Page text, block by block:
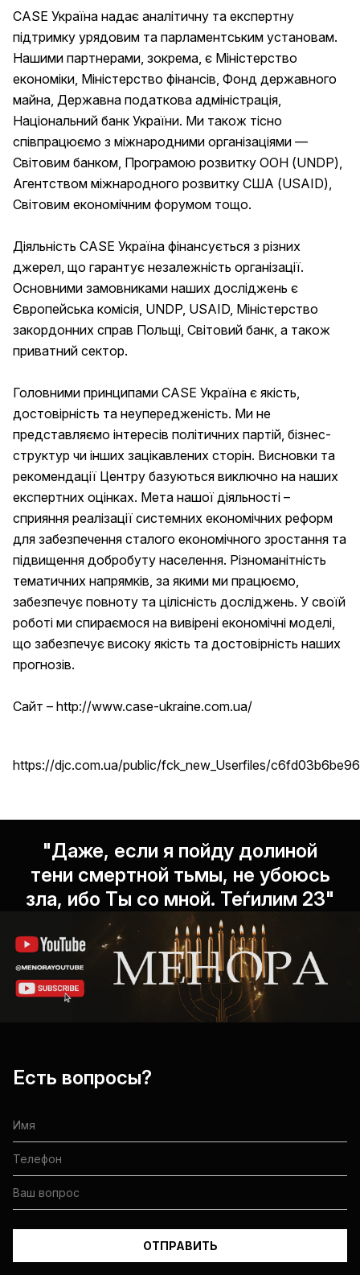
CASE Україна надає аналітичну та експертну
підтримку урядовим та парламентським установам.
Нашими партнерами, зокрема, є Міністерство
економіки, Міністерство фінансів, Фонд державного
майна, Державна податкова адміністрація,
Національний банк України. Ми також тісно
співпрацюємо з міжнародними організаціями —
Світовим банком, Програмою розвитку ООН (UNDP),
Агентством міжнародного розвитку США (USAID),
Світовим економічним форумом тощо.
Діяльність CASE Україна фінансується з різних
джерел, що гарантує незалежність організації.
Основними замовниками наших досліджень є
Європейська комісія, UNDP, USAID, Міністерство
закордонних справ Польщі, Світовий банк, а також
приватний сектор.
Головними принципами CASE Україна є якість,
достовірність та неупередженість. Ми не
представляємо інтересів політичних партій, бізнес-
структур чи інших зацікавлених сторін. Висновки та
рекомендації Центру базуються виключно на наших
експертних оцінках. Мета нашої діяльності –
сприяння реалізації системних економічних реформ
для забезпечення сталого економічного зростання та
підвищення добробуту населення. Різноманітність
тематичних напрямків, за якими ми працюємо,
забезпечує повноту та цілісність досліджень. У своїй
роботі ми спираємося на вивірені економічні моделі,
що забезпечує високу якість та достовірність наших
прогнозів.
Сайт – http://www.case-ukraine.com.ua/
https://djc.com.ua/public/fck_new_Userfiles/
"Даже, если я пойду долиной
тени смертной тьмы, не убоюсь
зла, ибо Ты со мной. Теѓилим 23"
Есть вопросы?